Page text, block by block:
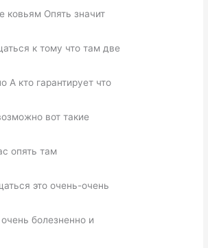
ковьям Опять значит
к тому что там две
А кто гарантирует что
вот такие
опять там
это очень-очень
болезненно и